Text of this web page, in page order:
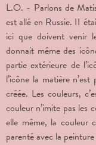
L.O. - Parlons de
est allé en Russie. II
ici que doivent venir
donnait même des
partie extérieure de
l’icône la matière
créée. Les couleurs,
couleur n’imite pas les
elle même, la couleur
parenté avec la